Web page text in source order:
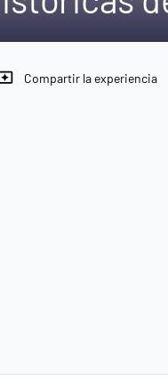
Compartir la experiencia